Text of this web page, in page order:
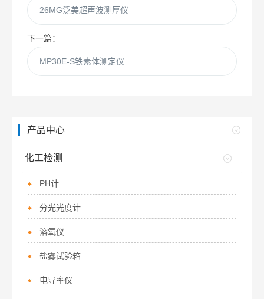
26MG泛美超声波测厚仪
下一篇：
MP30E-S铁素体测定仪
产品中心
化工检测
PH计
分光光度计
溶氧仪
盐雾试验箱
电导率仪